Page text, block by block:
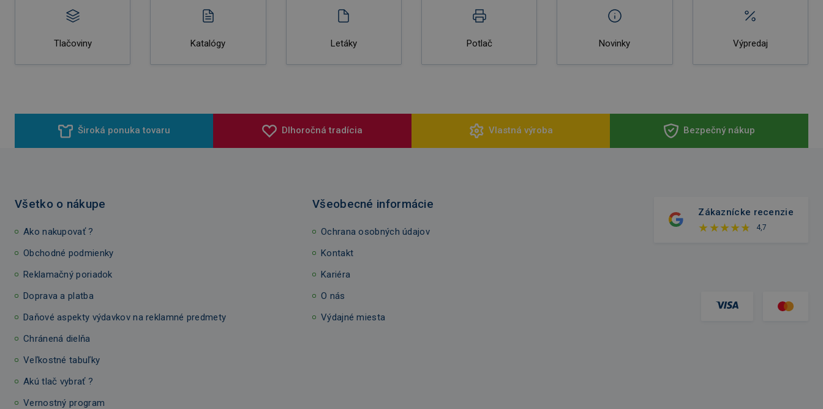
Tlačoviny Katalógy Letáky Potlač Novinky Výpredaj
Široká ponuka tovaru Dlhoročná tradícia Vlastná výroba Bezpečný nákup
Všetko o nákupe
Ako nakupovať ?
Obchodné podmienky
Reklamačný poriadok
Doprava a platba
Daňové aspekty výdavkov na reklamné predmety
Chránená dielňa
Veľkostné tabuľky
Akú tlač vybrať ?
Vernostný program
Všeobecné informácie
Ochrana osobných údajov
Kontakt
Kariéra
O nás
Výdajné miesta
Zákaznícke recenzie
4,7